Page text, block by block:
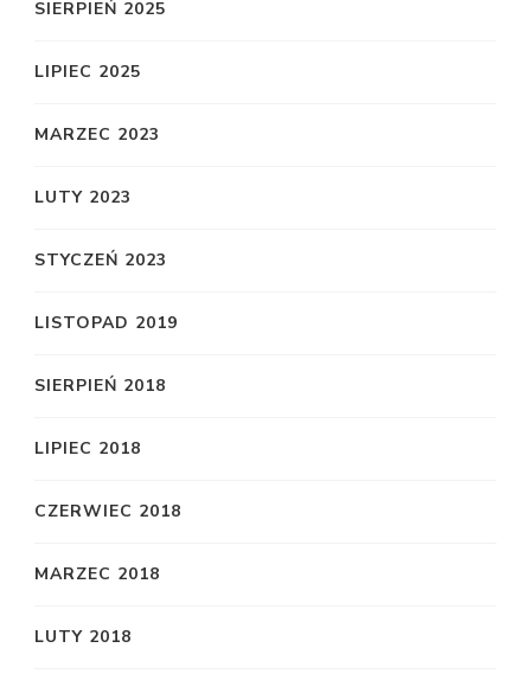
SIERPIEŃ 2025
LIPIEC 2025
MARZEC 2023
LUTY 2023
STYCZEŃ 2023
LISTOPAD 2019
SIERPIEŃ 2018
LIPIEC 2018
CZERWIEC 2018
MARZEC 2018
LUTY 2018